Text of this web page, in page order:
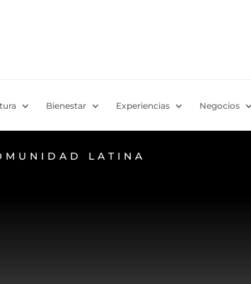
Bienestar Experiencias Negocios
LATINA